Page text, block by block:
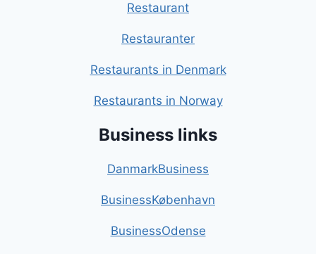
Restaurant
Restauranter
Restaurants in Denmark
Restaurants in Norway
Business links
DanmarkBusiness
BusinessKøbenhavn
BusinessOdense